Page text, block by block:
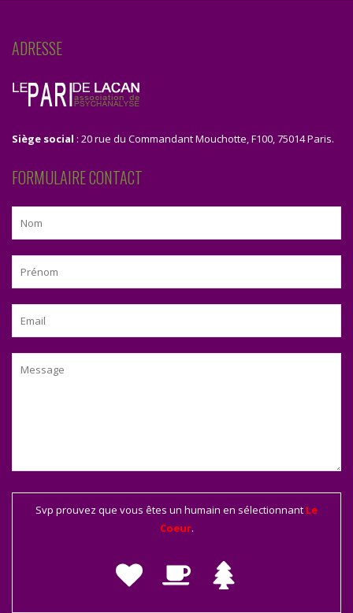
ADRESSE
Siège social : 20 rue du Commandant Mouchotte, F100, 75014 Paris.
FORMULAIRE CONTACT
Svp prouvez que vous êtes un humain en sélectionnant Le
Coeur.